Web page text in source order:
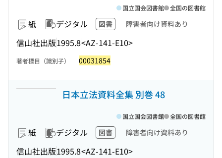
紙 デジタル 図書 障害者向け資料あり
信山社出版1995.8<AZ-141-E10>
国立国会図書館 全国の図書館
著者標目（識別子） 00031854
日本立法資料全集 別巻 48
紙 デジタル 図書 障害者向け資料あり
信山社出版1995.8<AZ-141-E10>
国立国会図書館 全国の図書館